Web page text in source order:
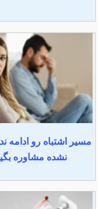
مسیر اشتباه رو ادامه
نشده مشاوره